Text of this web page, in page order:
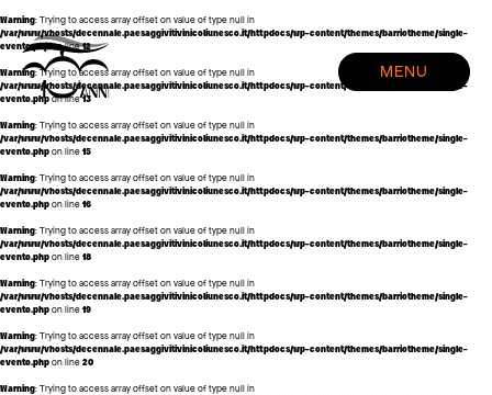
MENU
HOME
EVENTI
Warning: Trying to access array offset on value of type null in
/var/www/vhosts/decennale.paesaggivitivinicoliunesco.it/httpdocs/wp-content/themes/barriotheme/single-
evento.phpon line12
Warning: Trying to access array offset on value of type null in
/var/www/vhosts/decennale.paesaggivitivinicoliunesco.it/httpdocs/wp-content/themes/barriotheme/single-
evento.php on line13
Warning: Trying to access array offset on value of type null in
/var/www/vhosts/decennale.paesaggivitivinicoliunesco.it/httpdocs/wp-content/themes/barriotheme/single-
evento.php on line 15
Warning: Trying to access array offset on value of type null in
/var/www/vhosts/decennale.paesaggivitivinicoliunesco.it/httpdocs/wp-content/themes/barriotheme/single-
evento.php on line 16
Warning: Trying to access array offset on value of type null in
/var/www/vhosts/decennale.paesaggivitivinicoliunesco.it/httpdocs/wp-content/themes/barriotheme/single-
evento.php on line 18
Warning: Trying to access array offset on value of type null in
/var/www/vhosts/decennale.paesaggivitivinicoliunesco.it/httpdocs/wp-content/themes/barriotheme/single-
evento.php on line 19
Warning: Trying to access array offset on value of type null in
/var/www/vhosts/decennale.paesaggivitivinicoliunesco.it/httpdocs/wp-content/themes/barriotheme/single-
evento.php on line 20
Warning: Trying to access array offset on value of type null in